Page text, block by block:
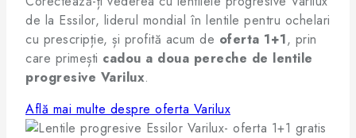
de la Essilor, liderul mondial în lentile pentru ochelari
cu prescripție, și profită acum de oferta 1+1, prin
care primești cadou a doua pereche de lentile
progresive Varilux.
Află mai multe despre oferta Varilux